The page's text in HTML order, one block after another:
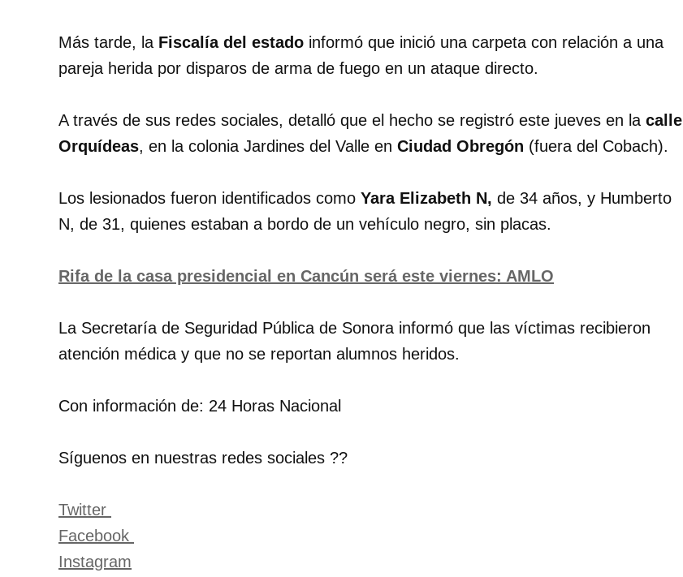
Más tarde, la Fiscalía del estado informó que inició una carpeta con relación a una
pareja herida por disparos de arma de fuego en un ataque directo.
A través de sus redes sociales, detalló que el hecho se registró este jueves en la calle
Orquídeas, en la colonia Jardines del Valle en Ciudad Obregón (fuera del Cobach).
Los lesionados fueron identificados como Yara Elizabeth N, de 34 años, y Humberto
N, de 31, quienes estaban a bordo de un vehículo negro, sin placas.
Rifa de la casa presidencial en Cancún será este viernes: AMLO
La Secretaría de Seguridad Pública de Sonora informó que las víctimas recibieron
atención médica y que no se reportan alumnos heridos.
Con información de: 24 Horas Nacional
Síguenos en nuestras redes sociales ??
Twitter
Facebook
Instagram